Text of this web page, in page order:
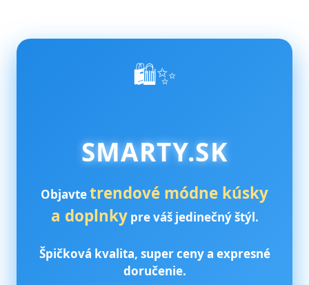
🛍️✨
SMARTY.SK
Objavtetrendové módne kúsky
a doplnkypre váš jedinečný štýl.
Špičková kvalita, super ceny a expresné
doručenie.